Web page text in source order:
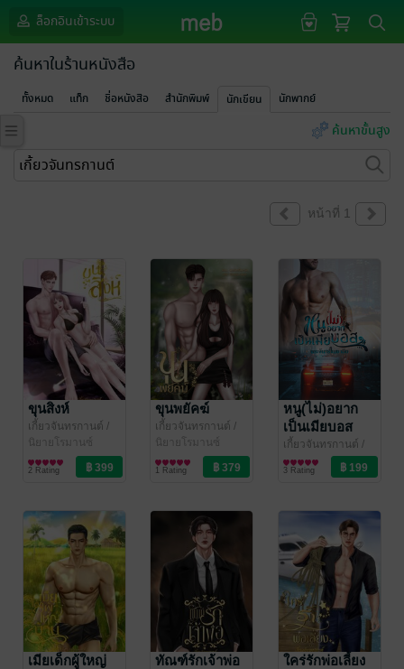
ล็อกอินเข้าระบบ
ค้นหาในร้านหนังสือ
ทั้งหมด แท็ก ชื่อหนังสือ สำนักพิมพ์ นักเขียน นักพากย์
ค้นหาขั้นสูง
หน้าที่ 1
ขุนสิงห์
เกี้ยวจันทรกานต์ /
พระจันทร์ในเงา
นิยายโรมานซ์
2 Rating
ขุนพยัคฆ์
เกี้ยวจันทรกานต์ /
พระจันทร์ในเงา
นิยายโรมานซ์
1 Rating
หนู(ไม่)อยาก
เป็นเมียบอส
เกี้ยวจันทรกานต์ /
พระจันทร์ในเงา
นิยายโรมานซ์
3 Rating
เมียเด็กผู้ใหญ่
ทัณฑ์รักเจ้าพ่อ ใคร่รักพ่อเลี้ยง